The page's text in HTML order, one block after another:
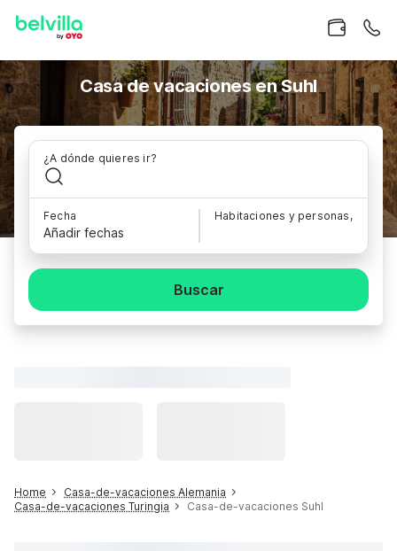
Casa de vacaciones en Suhl
¿A dónde quieres ir?
Fecha
Añadir fechas
Habitaciones y personas,
Buscar
Home
Casa-de-vacaciones Alemania
Casa-de-vacaciones Turingia
Casa-de-vacaciones Suhl